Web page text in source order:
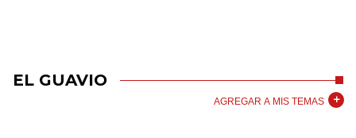
EL GUAVIO
AGREGAR A MIS TEMAS